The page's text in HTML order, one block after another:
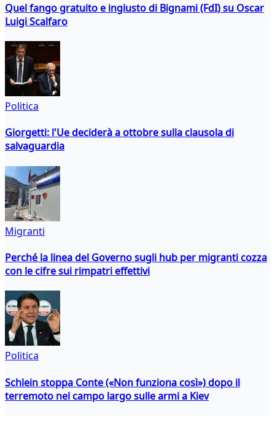
Quel fango gratuito e ingiusto di Bignami (FdI) su Oscar
Luigi Scalfaro
Politica
Giorgetti: l'Ue deciderà a ottobre sulla clausola di
salvaguardia
Migranti
Perché la linea del Governo sugli hub per migranti cozza
con le cifre sui rimpatri effettivi
Politica
Schlein stoppa Conte («Non funziona così») dopo il
terremoto nel campo largo sulle armi a Kiev